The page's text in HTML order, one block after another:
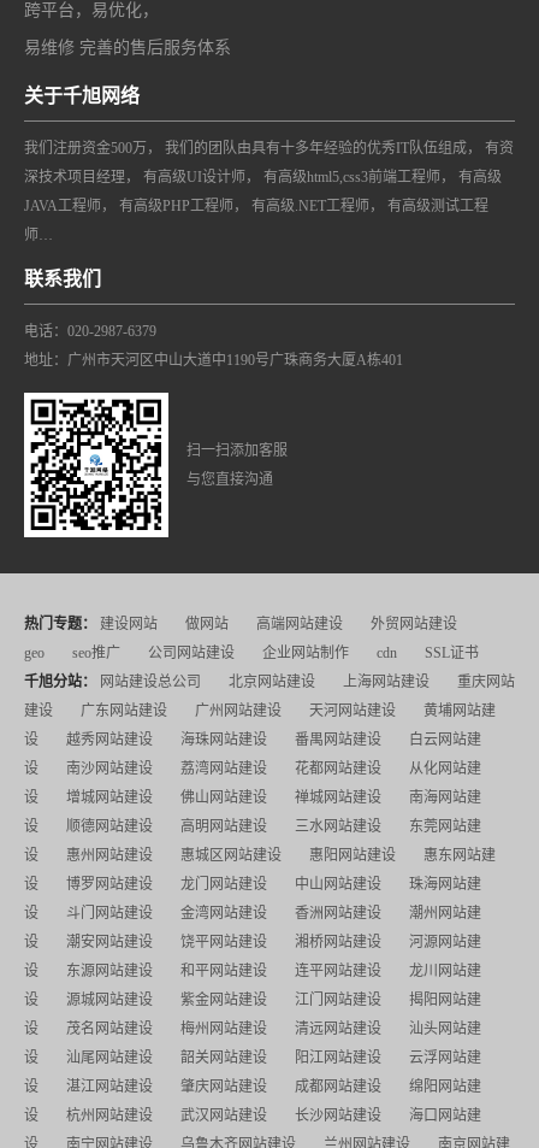
跨平台，易优化，
易维修 完善的售后服务体系
关于千旭网络
我们注册资金500万， 我们的团队由具有十多年经验的优秀IT队伍组成， 有资
深技术项目经理， 有高级UI设计师， 有高级html5,css3前端工程师， 有高级
JAVA工程师， 有高级PHP工程师， 有高级.NET工程师， 有高级测试工程
师…
联系我们
电话：020-2987-6379
地址：广州市天河区中山大道中1190号广珠商务大厦A栋401
扫一扫添加客服
与您直接沟通
热门专题： 建设网站 做网站 高端网站建设
外贸网站建设
geo
seo推广 公司网站建设 企业网站制作 cdn
SSL证书
千旭分站：
网站建设总公司 北京网站建设 上海网站建设
重庆网站
建设
广东网站建设 广州网站建设 天河网站建设
黄埔网站建
设
越秀网站建设 海珠网站建设 番禺网站建设
白云网站建
设
南沙网站建设 荔湾网站建设 花都网站建设
从化网站建
设
增城网站建设 佛山网站建设 禅城网站建设
南海网站建
设
顺德网站建设 高明网站建设 三水网站建设
东莞网站建
设
惠州网站建设 惠城区网站建设 惠阳网站建设
惠东网站建
设
博罗网站建设 龙门网站建设 中山网站建设
珠海网站建
设
斗门网站建设 金湾网站建设 香洲网站建设
潮州网站建
设
潮安网站建设 饶平网站建设 湘桥网站建设
河源网站建
设
东源网站建设 和平网站建设 连平网站建设
龙川网站建
设
源城网站建设 紫金网站建设 江门网站建设
揭阳网站建
设
茂名网站建设 梅州网站建设 清远网站建设
汕头网站建
设
汕尾网站建设 韶关网站建设 阳江网站建设
云浮网站建
设
湛江网站建设 肇庆网站建设 成都网站建设
绵阳网站建
设
杭州网站建设 武汉网站建设 长沙网站建设
海口网站建
设
南宁网站建设 乌鲁木齐网站建设 兰州网站建设 南京网站建